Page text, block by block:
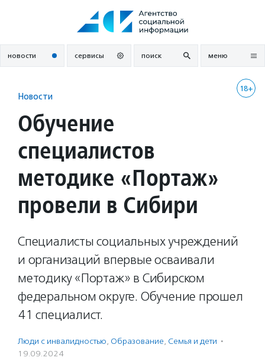
новости сервисы поиск меню
18+
Новости
Обучение
специалистов
методике «Портаж»
провели в Сибири
Специалисты социальных учреждений
и организаций впервые осваивали
методику «Портаж» в Сибирском
федеральном округе. Обучение прошел
41 специалист.
Люди с инвалидностью, Образование, Семья и дети ·
19.09.2024